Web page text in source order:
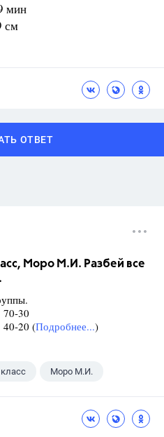
мин
ОТВЕТ
Моро М.И. Разбей все
30
20 (Подробнее...)
Моро М.И.